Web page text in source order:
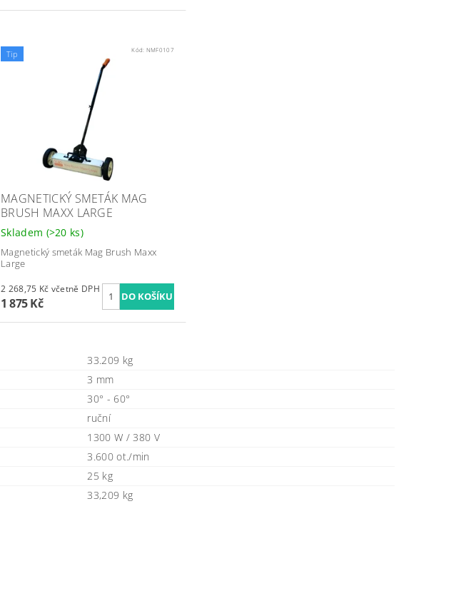
Tip Kód: NMF0107
MAGNETICKÝ SMETÁK MAG
BRUSH MAXX LARGE
Skladem (>20 ks)
Magnetický smeták Mag Brush Maxx
Large
2 268,75 Kč včetně DPH
1 875 Kč
33.209 kg
3 mm
30° - 60°
ruční
1300 W / 380 V
3.600 ot./min
25 kg
33,209 kg